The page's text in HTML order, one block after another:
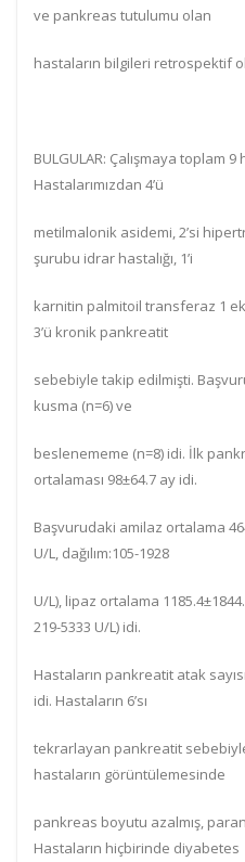
ve pankreas tutulumu olan
hastaların bilgileri retrospektif
BULGULAR: Çalışmaya toplam
Hastalarımızdan 4’ü
metilmalonik asidemi, 2’si
şurubu idrar hastalığı, 1’i
karnitin palmitoil transferaz 1
3’ü kronik pankreatit
sebebiyle takip edilmişti.
kusma (n=6) ve
beslenememe (n=8) idi. İlk
ortalaması 98±64.7 ay idi.
Başvurudaki amilaz ortalama
U/L, dağılım:105-1928
U/L), lipaz ortalama
219-5333 U/L) idi.
Hastaların pankreatit atak
idi. Hastaların 6’sı
tekrarlayan pankreatit
hastaların görüntülemesinde
pankreas boyutu azalmış,
Hastaların hiçbirinde diyabetes